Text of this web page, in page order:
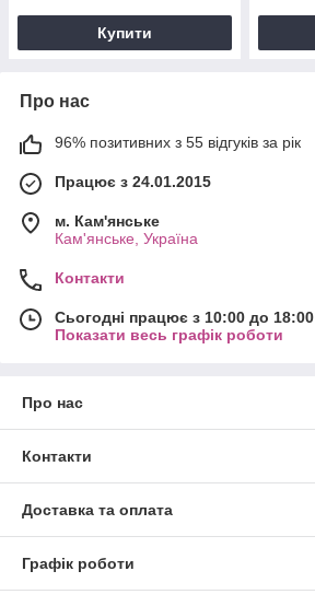
Купити
Про нас
96% позитивних з 55 відгуків за рік
Працює з 24.01.2015
м. Кам'янське
Кам'янське, Україна
Контакти
Сьогодні працює з 10:00 до 18:00
Показати весь графік роботи
Про нас
Контакти
Доставка та оплата
Графік роботи